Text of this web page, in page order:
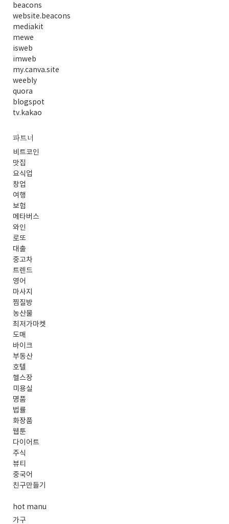
beacons
website.beacons
mediakit
mewe
isweb
imweb
my.canva.site
weebly
quora
blogspot
tv.kakao
파트너
비트코인
맛집
요식업
창업
여행
보험
메타버스
와인
로또
대출
중고차
트렌드
영어
마사지
찜질방
농산물
최저가마켓
도매
바이크
부동산
호텔
헬스장
미용실
명품
법률
화장품
웹툰
다이어트
주식
뷰티
중국어
친구만들기
hot manu
가구